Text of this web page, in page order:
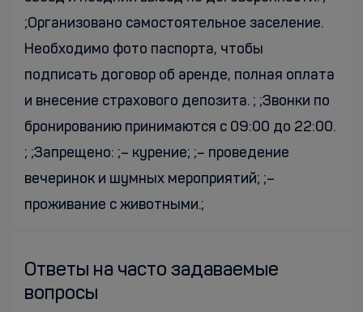
;Организовано самостоятельное заселение.
Необходимо фото паспорта, чтобы
подписать договор об аренде, полная оплата
и внесение страхового депозита. ; ;Звонки по
бронированию принимаются с 09:00 до 22:00.
; ;Запрещено: ;– курение; ;– проведение
вечеринок и шумных мероприятий; ;–
проживание с животными.;
Ответы на часто задаваемые
вопросы